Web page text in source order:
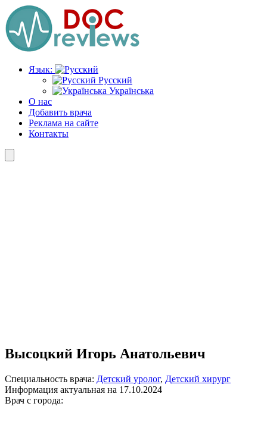
Перейти
к
содержимому
Язык:
Русский
Українська
О нас
Добавить врача
Реклама на сайте
Контакты
Высоцкий Игорь Анатольевич
Специальность врача: Детский уролог, Детский хирург
Информация актуальная на 17.10.2024
Врач с города: